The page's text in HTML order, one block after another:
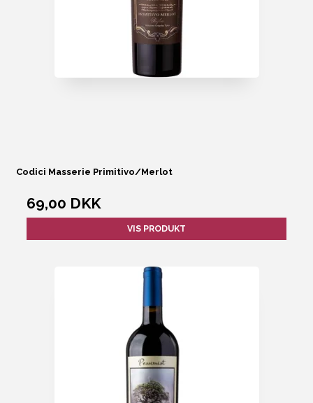
Codici Masserie Primitivo/Merlot
69,00 DKK
VIS PRODUKT